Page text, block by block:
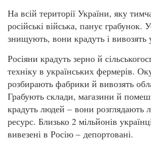
На всій території України, яку
російські війська, панує
знищують, вони крадуть і
Росіяни крадуть зерно й
техніку в українських фермерів.
розбирають фабрики й вивозять
Грабують склади, магазини й
крадуть людей – вони розглядають
ресурс. Близько 2 мільйонів
вивезені в Росію – депортовані.